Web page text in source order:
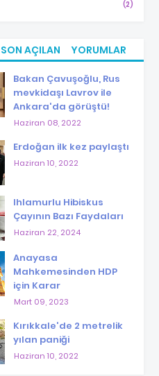
(2)
SON AÇILAN YORUMLAR
Bakan Çavuşoğlu, Rus
mevkidaşı Lavrov ile
Ankara'da görüştü!
Haziran 08, 2022
Erdoğan ilk kez paylaştı
Haziran 10, 2022
Ihlamurlu Hibiskus
Çayının Bazı Faydaları
Haziran 22, 2024
Anayasa
Mahkemesinden HDP
için Karar
Mart 09, 2023
Kırıkkale'de 2 metrelik
yılan paniği
Haziran 10, 2022